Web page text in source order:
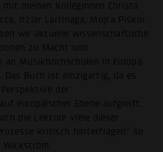
mit meinen Kolleginnen Christa
Itziar Larrinaga, Mojca Piškor
wir aktuelle wissenschaftliche
zu Macht und
an Musikhochschulen in Europa
Das Buch ist einzigartig, da es
der
europäischer Ebene aufgreift.
die Lektüre viele dieser
kritisch hinterfragen“ so